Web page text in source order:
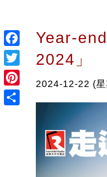
Facebook
Twitter
Pinterest
Year-
2024」
2024-12-22 (星